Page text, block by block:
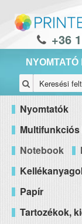
+36
NYOMTATÓ
Nyomtatók
Notebook
Papír
Tartozékok,